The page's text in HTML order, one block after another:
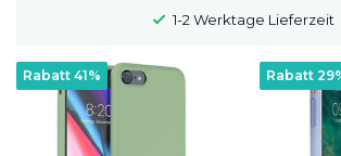
100 Tage Widerrufsrecht
Rabatt 41% Rabatt